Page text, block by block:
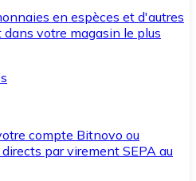
en espèces et d'autres
votre magasin le plus
compte Bitnovo ou
par virement SEPA au